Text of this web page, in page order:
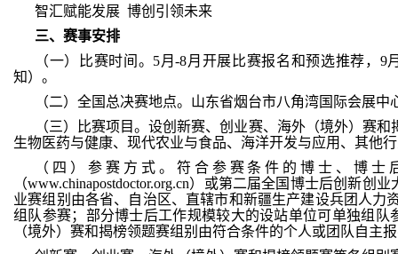
智汇赋能发展 博创引领未来
三、 赛事安排
（一）比赛时间。5月-8月开展比赛报名和预选推荐，
知）。
（二）全国总决赛地点。山东省烟台市八角湾国际会展中
（三）比赛项目。设创新赛、创业赛、海外（境外）赛
生物医药与健康、现代农业与食品、海洋开发与应用、其他
（四）参赛方式。符合参赛条件的博士、博
（www.chinapostdoctor.org.cn）或第二届全国博士后创新
业赛组别由各省、自治区、直辖市和新疆生产建设兵团人
组队参赛；部分博士后工作规模较大的设站单位可单独组
（境外）赛和揭榜领题赛组别由符合条件的个人或团队自主